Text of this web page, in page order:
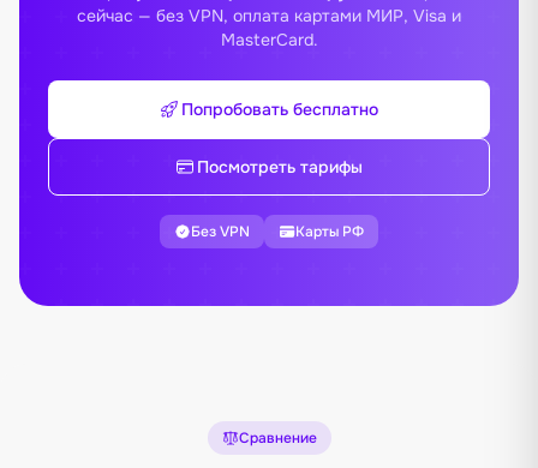
сейчас — без VPN, оплата картами МИР, Visa и
MasterCard.
Попробовать бесплатно
Посмотреть тарифы
Без VPN Карты РФ
Сравнение